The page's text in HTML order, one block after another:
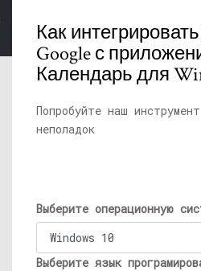
Как
Google с
Календарь для
Попробуйте наш
неполадок
Выберите операционную
Выберите язык